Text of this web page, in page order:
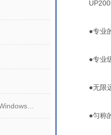
UP200i
●专业的
●专业级
●无限远
●匀称的